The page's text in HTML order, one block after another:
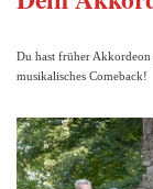
Du hast früher
musikalisches Comeback!